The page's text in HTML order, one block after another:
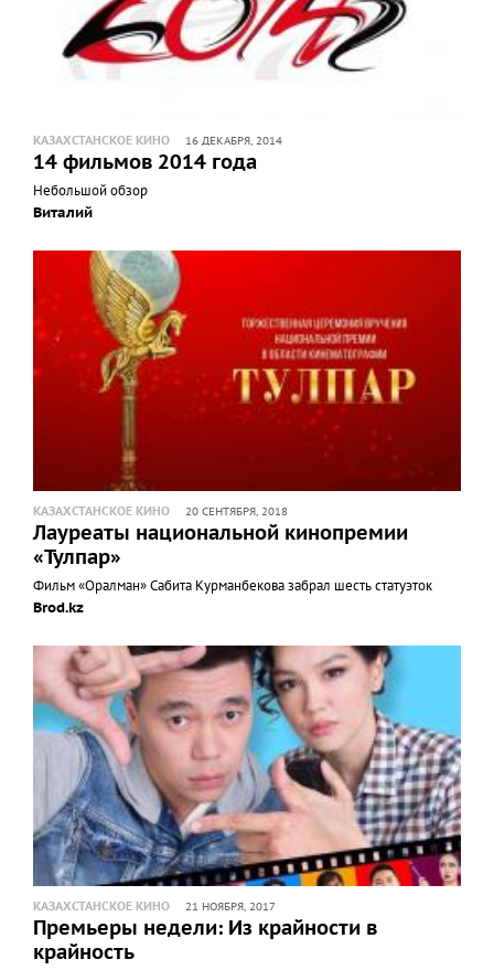
КАЗАХСТАНСКОЕ КИНО 16 ДЕКАБРЯ, 2014
14 фильмов 2014 года
Небольшой обзор
Виталий
КАЗАХСТАНСКОЕ КИНО 20 СЕНТЯБРЯ, 2018
Лауреаты национальной кинопремии
«Тулпар»
Фильм «Оралман» Сабита Курманбекова забрал шесть статуэток
Brod.kz
КАЗАХСТАНСКОЕ КИНО 21 НОЯБРЯ, 2017
Премьеры недели: Из крайности в
крайность